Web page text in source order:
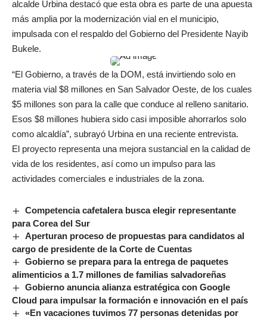
alcalde Urbina destacó que esta obra es parte de una apuesta
más amplia por la modernización vial en el municipio,
impulsada con el respaldo del Gobierno del Presidente Nayib
Bukele.
“El Gobierno, a través de la DOM, está invirtiendo solo en
materia vial $8 millones en San Salvador Oeste, de los cuales
$5 millones son para la calle que conduce al relleno sanitario.
Esos $8 millones hubiera sido casi imposible ahorrarlos solo
como alcaldía”, subrayó Urbina en una reciente entrevista.
El proyecto representa una mejora sustancial en la calidad de
vida de los residentes, así como un impulso para las
actividades comerciales e industriales de la zona.
Competencia cafetalera busca elegir representante
para Corea del Sur
Aperturan proceso de propuestas para candidatos al
cargo de presidente de la Corte de Cuentas
Gobierno se prepara para la entrega de paquetes
alimenticios a 1.7 millones de familias salvadoreñas
Gobierno anuncia alianza estratégica con Google
Cloud para impulsar la formación e innovación en el país
«En vacaciones tuvimos 77 personas detenidas por